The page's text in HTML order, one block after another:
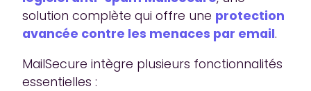
solution complète qui offre une protection
avancée contre les menaces par email.
MailSecure intègre plusieurs fonctionnalités
essentielles :